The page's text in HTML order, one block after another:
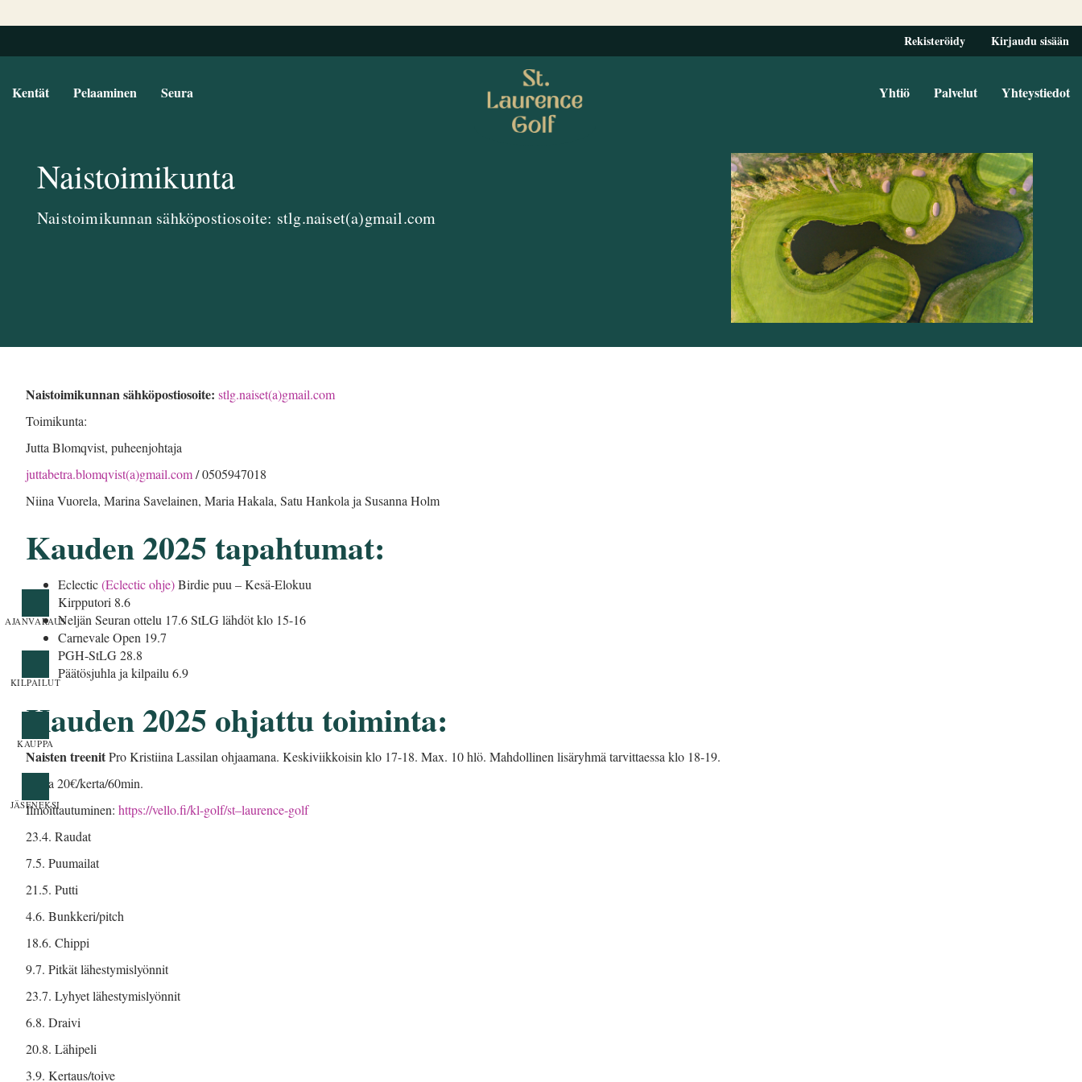
Rekisteröidy Kirjaudu sisään
Kentät Pelaaminen Seura Yhtiö Palvelut Yhteystiedot
Naistoimikunta
Naistoimikunnan sähköpostiosoite: stlg.naiset(a)gmail.com
Naistoimikunnan sähköpostiosoite: stlg.naiset(a)gmail.com
Toimikunta:
Jutta Blomqvist, puheenjohtaja
juttabetra.blomqvist(a)gmail.com/ 0505947018
Niina Vuorela, Marina Savelainen, Maria Hakala, Satu Hankola ja Susanna Holm
Kauden 2025 tapahtumat:
Eclectic(Eclectic ohje)Birdie puu – Kesä-Elokuu
Kirpputori 8.6
Neljän Seuran ottelu 17.6 StLG lähdöt klo 15-16
Carnevale Open 19.7
PGH-StLG 28.8
Päätösjuhla ja kilpailu 6.9
Kauden 2025 ohjattu toiminta:
Naisten treenitPro Kristiina Lassilan ohjaamana. Keskiviikkoisin klo 17-18. Max. 10 hlö. Mahdollinen lisäryhmä tarvittaessa klo 18-19.
Hinta 20€/kerta/60min.
Ilmoittautuminen: https://vello.fi/kl-golf/st–laurence-golf
23.4. Raudat
7.5. Puumailat
21.5. Putti
4.6. Bunkkeri/pitch
18.6. Chippi
9.7. Pitkät lähestymislyönnit
23.7. Lyhyet lähestymislyönnit
6.8. Draivi
20.8. Lähipeli
3.9. Kertaus/toive